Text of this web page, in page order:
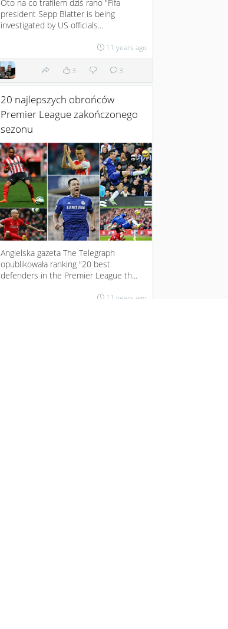
Oto na co trafiłem dziś rano "Fifa
president Sepp Blatter is being
investigated by US officials...
11 years ago
3 3
20 najlepszych obrońców
Premier League zakończonego
sezonu
Angielska gazeta The Telegraph
opublikowała ranking "20 best
defenders in the Premier League th...
11 years ago